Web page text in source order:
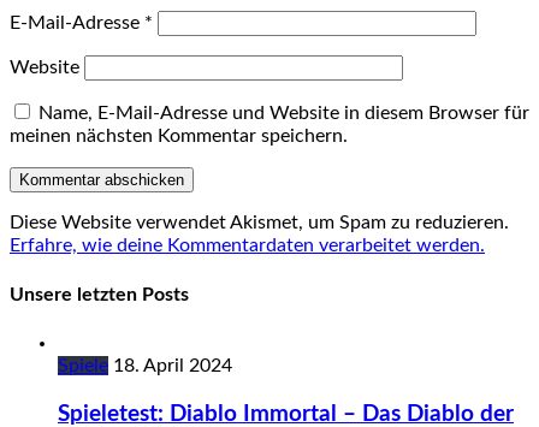
E-Mail-Adresse *
Website
Name, E-Mail-Adresse und Website in diesem Browser für
meinen nächsten Kommentar speichern.
Diese Website verwendet Akismet, um Spam zu reduzieren.
Erfahre, wie deine Kommentardaten verarbeitet werden.
Unsere letzten Posts
Spiele 18. April 2024
Spieletest: Diablo Immortal – Das Diablo der